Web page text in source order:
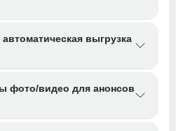
выгрузка
фото/видео для анонсов